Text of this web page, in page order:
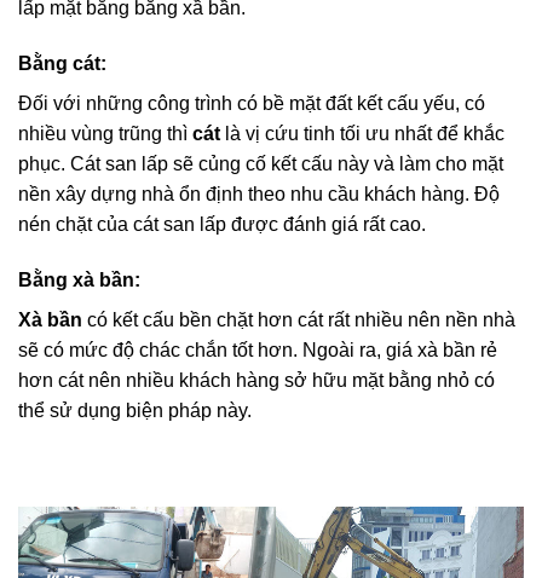
lấp mặt bằng bằng xầ bần.
Bằng cát:
Đối với những công trình có bề mặt đất kết cấu yếu, có
nhiều vùng trũng thì cát là vị cứu tinh tối ưu nhất để khắc
phục. Cát san lấp sẽ củng cố kết cấu này và làm cho mặt
nền xây dựng nhà ổn định theo nhu cầu khách hàng. Độ
nén chặt của cát san lấp được đánh giá rất cao.
Bằng xà bần:
Xà bần có kết cấu bền chặt hơn cát rất nhiều nên nền nhà
sẽ có mức độ chác chắn tốt hơn. Ngoài ra, giá xà bần rẻ
hơn cát nên nhiều khách hàng sở hữu mặt bằng nhỏ có
thể sử dụng biện pháp này.